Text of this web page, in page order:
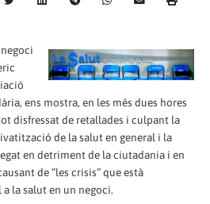
ens mostra, en les més dues hores
disfressat de retallades i culpant la
de la salut en general i la
en detriment de la ciutadania i en
de “les crisis” que està
la salut en un negoci.